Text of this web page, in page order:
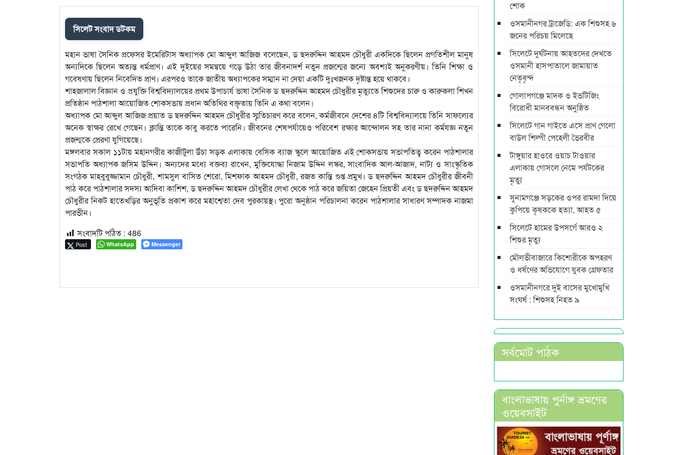
সিলেট সংবাদ ডটকম
মহান ভাষা সৈনিক প্রফেসর ইমেরিটাস অধ্যাপক মো আব্দুল আজিজ বলেছেন, ড ছদরুদ্দিন আহমদ চৌধুরী একদিকে ছিলেন প্রগতিশীল মানুষ
অন্যদিকে ছিলেন অত্যন্ত ধর্মপ্রাণ। এই দুইয়ের সমন্বয়ে গড়ে উঠা তার জীবনাদর্শ নতুন প্রজন্মের জন্যে অবশ্যই অনুকরণীয়। তিনি শিক্ষা ও
গবেষণায় ছিলেন নিবেদিত প্রাণ। এরপরও তাকে জাতীয় অধ্যাপকের সম্মান না দেয়া একটি দুঃখজনক দৃষ্টান্ত হয়ে থাকবে।
শাহজালাল বিজ্ঞান ও প্রযুক্তি বিশ্ববিদ্যালয়ের প্রথম উপাচার্য ভাষা সৈনিক ড ছদরুদ্দিন আহমদ চৌধুরীর মৃত্যুতে শিশুদের চারু ও কারুকলা শিখন
প্রতিষ্ঠান পাঠশালা আয়োজিত শোকসভায় প্রধান অতিথির বক্তৃতায় তিনি এ কথা বলেন।
অধ্যাপক মো আব্দুল আজিজ প্রয়াত ড ছদরুদ্দিন আহমদ চৌধুরীর স্মৃতিচারণ করে বলেন, কর্মজীবনে দেশের ৪টি বিশ্ববিদ্যালয়ে তিনি সাফল্যের
অনেক স্বাক্ষর রেখে গেছেন। ক্লান্তি তাকে কাবু করতে পারেনি। জীবনের শেষপর্যায়েও পরিবেশ রক্ষার আন্দোলন সহ তার নানা কর্মযজ্ঞ নতুন
প্রজন্মকে প্রেরণা যুগিয়েছে।
মঙ্গলবার সকাল ১১টায় মহানগরীর কাজীটুলা উঁচা সড়ক এলাকায় বেসিক ব্যাজ স্কুলে আয়োজিত এই শোকসভায় সভাপতিত্ব করেন পাঠশালার
সভাপতি অধ্যাপক জসিম উদ্দিন। অন্যদের মধ্যে বক্তব্য রাখেন, মুক্তিযোদ্ধা নিজাম উদ্দিন লস্কর, সাংবাদিক আল-আজাদ, নাট্য ও সাংস্কৃতিক
সংগঠক মাহবুবুজ্জামান চৌধুরী, শামসুল বাসিত শেরো, মিশফাক আহমদ চৌধুরী, রজত কান্তি গুপ্ত প্রমুখ। ড ছদরুদ্দিন আহমদ চৌধুরীর জীবনী
পাঠ করে পাঠশালার সদস্য আদিবা কাশিশ, ড ছদরুদ্দিন আহমদ চৌধুরীর লেখা থেকে পাঠ করে জয়িতা জেহেন প্রিয়তী এবং ড ছদরুদ্দিন আহমদ
চৌধুরীর নিকট হাতেখড়ির অনুভূতি প্রকাশ করে মহাশ্বেতা দেব পুরকায়স্থ। পুরো অনুষ্ঠান পরিচালনা করেন পাঠশালার সাধারণ সম্পাদক নাজমা
পারভীন।
সংবাদটি পঠিত : 486
Post WhatsApp Messenger
শোক
ওসমানীনগর ট্রাজেডি: এক শিশুসহ ৬
জনের পরিচয় মিলেছে
সিলেটে দুর্ঘটনায় আহতদের দেখতে
ওসমানী হাসপাতালে জামায়াত
নেতৃবৃন্দ
গোলাপগঞ্জে মাদক ও ইভটিজিং
বিরোধী মানববন্ধন অনুষ্ঠিত
সিলেটে গান গাইতে এসে প্রাণ গেলো
বাউল শিল্পী পেহেলী ভৈরবীর
টাঙ্গুয়ার হাওরে ওয়াচ টাওয়ার
এলাকায় গোসলে নেমে পর্যটকের
মৃত্যু
সুনামগঞ্জে সড়কের ওপর রামদা দিয়ে
কুপিয়ে কৃষককে হত্যা, আহত ৫
সিলেটে হামের উপসর্গে আরও ২
শিশুর মৃত্যু
মৌলভীবাজারে কিশোরীকে অপহরণ
ও ধর্ষণের অভিযোগে যুবক গ্রেফতার
ওসমানীনগরে দুই বাসের মুখোমুখি
সংঘর্ষ : শিশুসহ নিহত ৯
সর্বমোট পাঠক
বাংলাভাষায় পুর্নাঙ্গ ভ্রমণের
ওয়েবসাইট